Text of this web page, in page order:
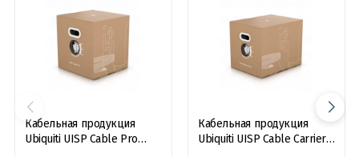
Кабельная продукция
Ubiquiti UISP Cable Pro
Кабельная продукция
Ubiquiti UISP Cable Carrier